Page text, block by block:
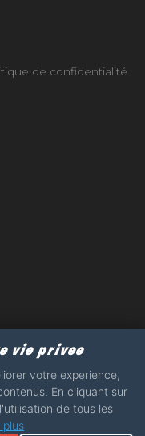
de confidentialité
vie privee
votre experience,
En cliquant sur
de tous les
plus